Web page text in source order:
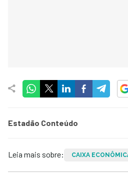
Estadão Conteúdo
Leia mais sobre: CAIXA